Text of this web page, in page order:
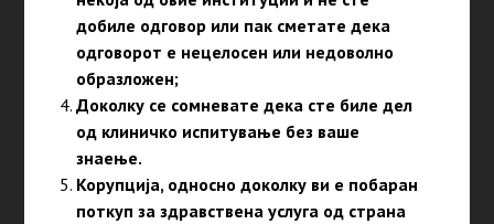
добиле одговор или пак сметате дека
одговорот е нецелосен или недоволно
образложен;
Доколку се сомневате дека сте биле дел
од клиничко испитување без ваше
знаење.
Корупција, односно доколку ви е побаран
поткуп за здравствена услуга од страна